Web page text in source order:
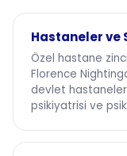
Hastaneler ve
Özel hastane
Florence
devlet
psikiyatrisi ve